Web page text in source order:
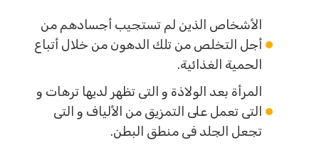
الأشخاص الذين لم تستجيب أجسادهم من
أجل التخلص من تلك الدهون من خلال أتباع
الحمية الغذائية.
المرأة بعد الولاذة و التى تظهر لديها ترهات و
التى تعمل على التمزيق من الألياف و التى
تجعل الجلد فى منطق البطن.